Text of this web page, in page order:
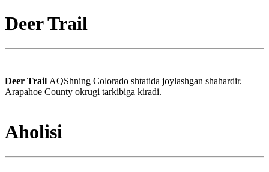
Deer Trail
Deer Trail AQShning Colorado shtatida joylashgan shahardir.
Arapahoe County okrugi tarkibiga kiradi.
Aholisi